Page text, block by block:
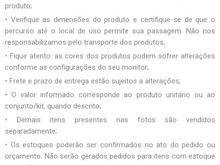
produto;
• Verifique as dimensões do produto e certifique-se de que o
percurso até o local de uso permite sua passagem. Não nos
responsabilizamos pelo transporte dos produtos;
• Fique atento: as cores dos produtos podem sofrer alterações
conforme as configurações do seu monitor;
• Frete e prazo de entrega estão sujeitos a alterações;
• O valor informado corresponde ao produto unitário ou ao
conjunto/kit, quando descrito;
• Demais itens presentes nas fotos são vendidos
separadamente;
• Os estoques poderão ser confirmados no ato do pedido ou
orçamento. Não serão gerados pedidos para itens com estoque